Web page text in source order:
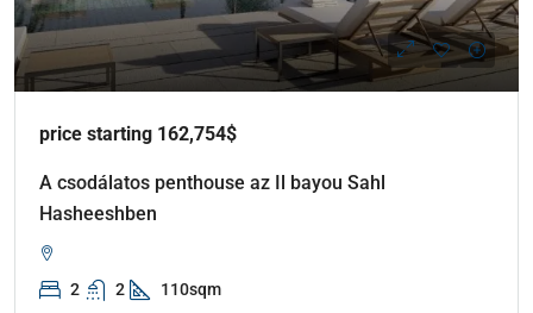
price starting 162,754$
A csodálatos penthouse az Il bayou Sahl
Hasheeshben
2 2 110sqm